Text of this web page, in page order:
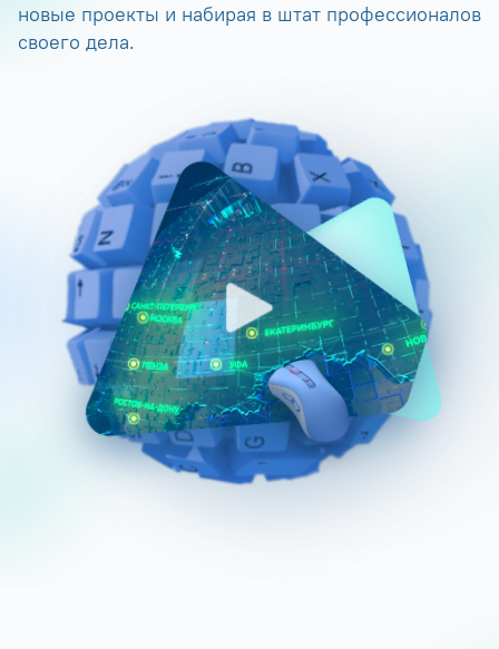
новые проекты и набирая в штат профессионалов
своего дела.